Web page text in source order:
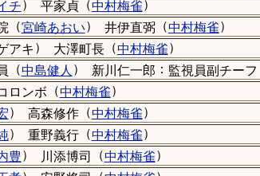
チ） 平家貞（中村梅雀）
（宮崎あおい） 井伊直弼（中村梅雀）
アキ ） 大澤町長（中村梅雀）
（中島健人 ） 新川仁一郎 ： 監視員副チーフ
ロンボ （中村梅雀）
） 高森修作（中村梅雀）
） 重野義行（中村梅雀）
豊） 川添博司 （中村梅雀）